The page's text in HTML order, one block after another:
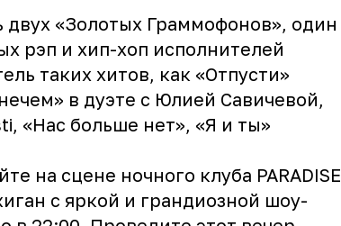
двух «Золотых Граммофонов», один
рэп и хип-хоп исполнителей
таких хитов, как «Отпусти»
в дуэте с Юлией Савичевой,
«Нас больше нет», «Я и ты»
на сцене ночного клуба PARADISE
с яркой и грандиозной шоу-